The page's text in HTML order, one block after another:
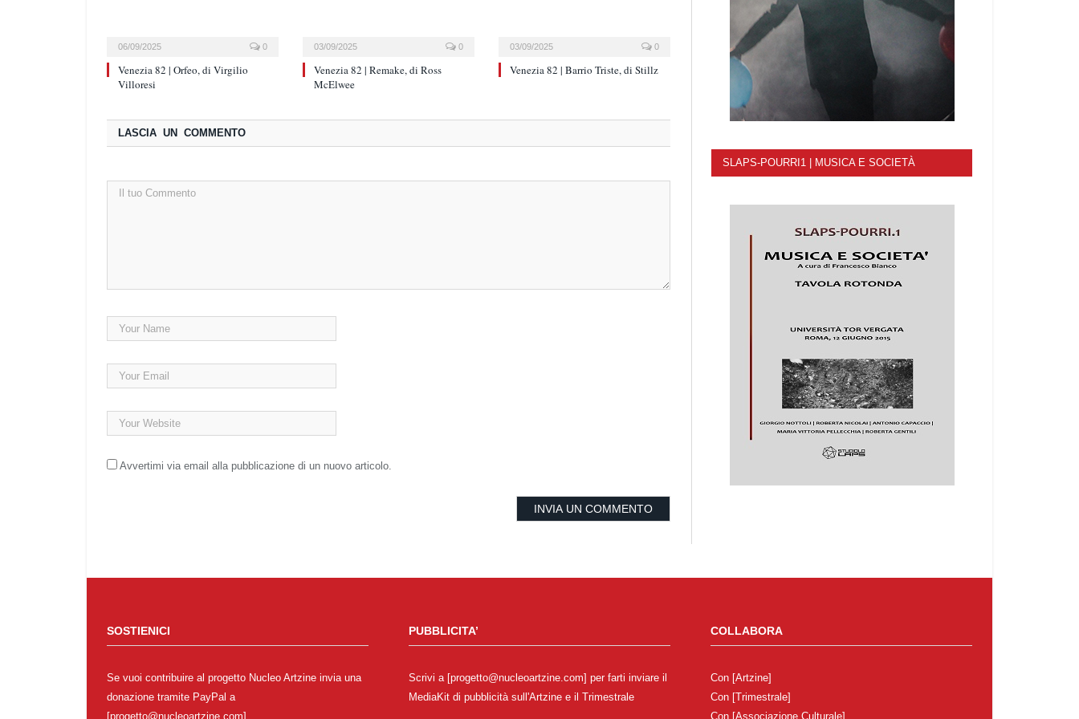
06/09/2025 0
Venezia 82 | Orfeo, di Virgilio
Villoresi
03/09/2025 0
Venezia 82 | Remake, di Ross
McElwee
03/09/2025 0
Venezia 82 | Barrio Triste, di Stillz
LASCIA UN COMMENTO
Avvertimi via email alla pubblicazione di un nuovo articolo.
SLAPS-POURRI1 | MUSICA E SOCIETÀ
SOSTIENICI
Se vuoi contribuire al progetto Nucleo Artzine invia una
donazione tramite PayPal a
[progetto@nucleoartzine.com]
PUBBLICITA’
Scrivi a [progetto@nucleoartzine.com] per farti inviare il
MediaKit di pubblicità sull'Artzine e il Trimestrale
COLLABORA
Con [Artzine]
Con [Trimestrale]
Con [Associazione Culturale]